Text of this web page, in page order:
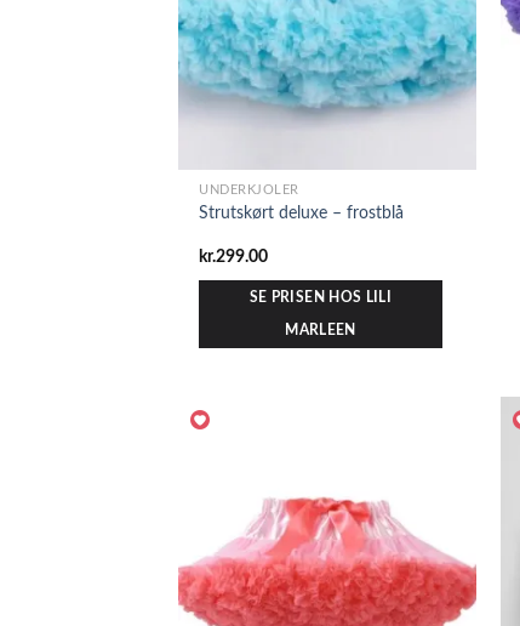
UNDERKJOLER
Strutskørt deluxe – frostblå
kr.299.00
SE PRISEN HOS LILI
MARLEEN